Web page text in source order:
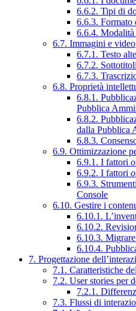
6.6.2. Tipi di
6.6.3. Formato
6.6.4.
6.7. Immagini e video
6.7.1. Testo
6.7.2.
6.7.3.
6.8. Proprietà
6.8.1.
Pubblica
6.8.2.
dalla Pubblica
6.8.3.
6.9. Ottimizzazione
6.9.1. I fattori
6.9.2. I fattori
6.9.3.
Console
6.10. Gestire i
6.10.1.
6.10.2.
6.10.3.
6.10.4.
7. Progettazione
7.1. Caratteristiche
7.2. User stories per
7.2.1.
7.3. Flussi di